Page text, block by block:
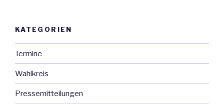
KATEGORIEN
Termine
Wahlkreis
Pressemitteilungen